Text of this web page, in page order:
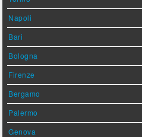
Napoli
Bari
Bologna
Firenze
Bergamo
Palermo
Genova